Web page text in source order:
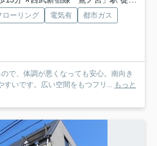
ローリング 電気有
都市ガス
で、体調が悪くなっても安心。南向き
すいです。広い空間をもつフリ... もっと